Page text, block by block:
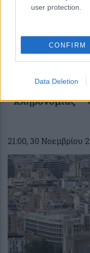
user protection.
CONFIRM
Data Deletion
ΑΑΔΕ: Τι είναι
ευρετήριο
κληρονομίας –
21:00, 30 Νοεμβρίου